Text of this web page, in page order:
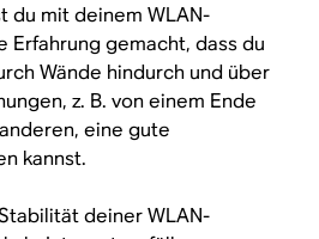
du mit deinem WLAN-
Erfahrung gemacht, dass du
Wände hindurch und über
z. B. von einem Ende
eine gute
kannst.
deiner WLAN-